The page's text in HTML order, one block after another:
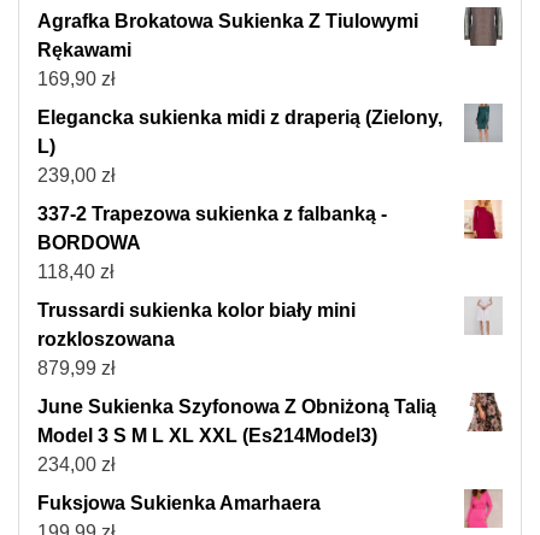
Agrafka Brokatowa Sukienka Z Tiulowymi
Rękawami
169,90 zł
Elegancka sukienka midi z draperią (Zielony,
L)
239,00 zł
337-2 Trapezowa sukienka z falbanką -
BORDOWA
118,40 zł
Trussardi sukienka kolor biały mini
rozkloszowana
879,99 zł
June Sukienka Szyfonowa Z Obniżoną Talią
Model 3 S M L XL XXL (Es214Model3)
234,00 zł
Fuksjowa Sukienka Amarhaera